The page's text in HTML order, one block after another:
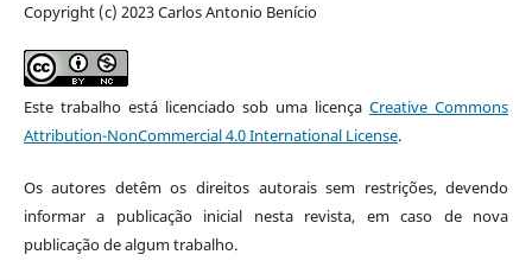
Copyright (c) 2023 Carlos Antonio Benício
Este trabalho está licenciado sob uma licençaCreative Commons
Attribution-NonCommercial 4.0 International License.
Os autores detêm os direitos autorais sem restrições, devendo
informar a publicação inicial nesta revista, em caso de nova
publicação de algum trabalho.